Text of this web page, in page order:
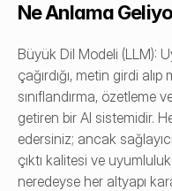
Ne Anlama
Büyük Dil Modeli (LLM):
çağırdığı, metin girdi
sınıflandırma, özetleme
getiren bir AI sistemidir.
edersiniz; ancak
çıktı kalitesi ve uyumluluk
neredeyse her altyapı